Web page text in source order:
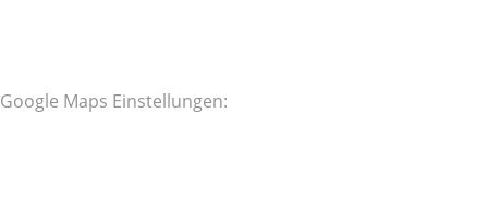
Google Maps Einstellungen: